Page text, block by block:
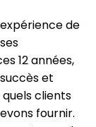
de
12 années,
et
clients
fournir.